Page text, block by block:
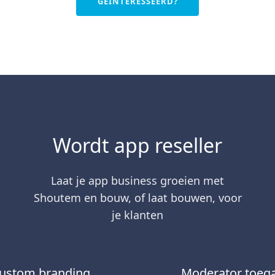
Wordt app reseller
Laat je app business groeien met
Shoutem en bouw, of laat bouwen, voor
je klanten